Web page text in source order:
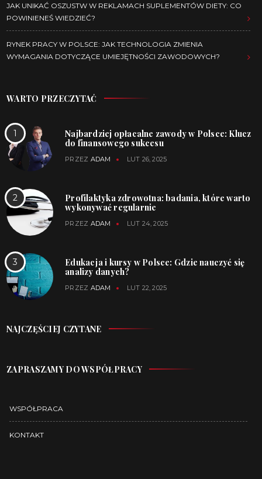
JAK UNIKAĆ OSZUSTW W REKLAMACH SUPLEMENTÓW DIETY: CO
POWINIENEŚ WIEDZIEĆ?
RYNEK PRACY W POLSCE: JAK TECHNOLOGIA ZMIENIA
WYMAGANIA DOTYCZĄCE UMIEJĘTNOŚCI ZAWODOWYCH?
WARTO PRZECZYTAĆ
Najbardziej opłacalne zawody w Polsce: Klucz
do finansowego sukcesu
PRZEZ ADAM LUT 26, 2025
Profilaktyka zdrowotna: badania, które warto
wykonywać regularnie
PRZEZ ADAM LUT 24, 2025
Edukacja i kursy w Polsce: Gdzie nauczyć się
analizy danych?
PRZEZ ADAM LUT 22, 2025
NAJCZĘŚCIEJ CZYTANE
ZAPRASZAMY DO WSPÓŁPRACY
WSPÓŁPRACA
KONTAKT